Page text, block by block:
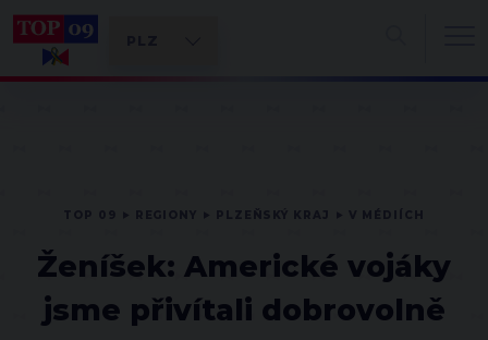
Ženíšek: Americké vojáky
jsme přivítali dobrovolně